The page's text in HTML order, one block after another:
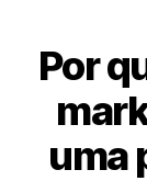
Por
uma